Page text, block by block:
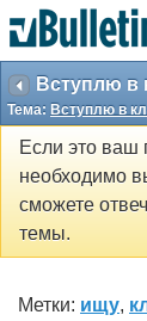
Вступлю в
Тема: Вступлю в
Если это ваш
необходимо
сможете
темы.
Метки: ищу,